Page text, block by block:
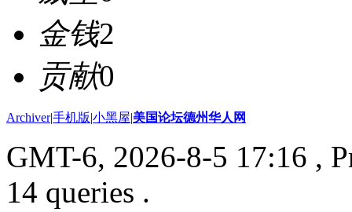
金钱2
贡献0
Archiver|手机版|小黑屋|美国论坛德州华人网
GMT-6, 2026-8-5 17:16 ,
14 queries .